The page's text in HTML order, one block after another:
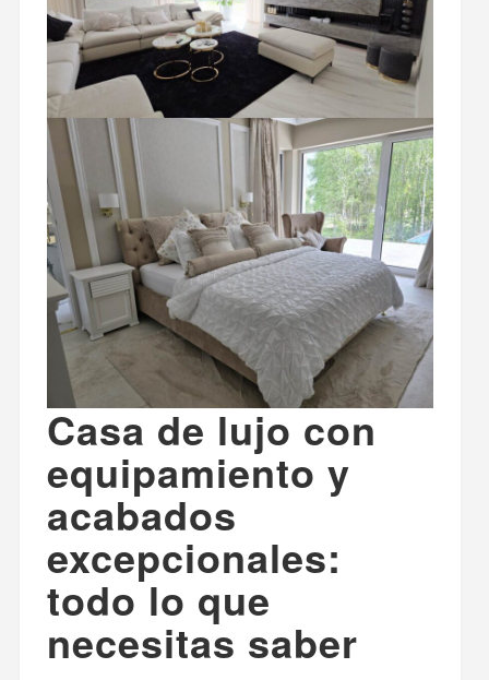
Casa de lujo con
equipamiento y
acabados
excepcionales:
todo lo que
necesitas saber